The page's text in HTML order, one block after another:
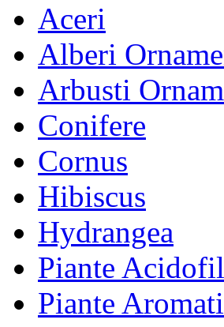
Aceri
Alberi
Arbusti
Conifere
Cornus
Hibiscus
Hydrangea
Piante
Piante